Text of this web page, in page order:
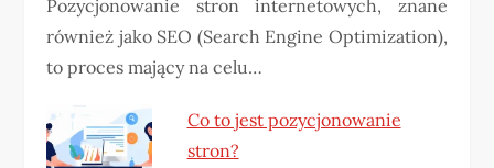
Pozycjonowanie stron internetowych, znane
również jako SEO (Search Engine Optimization),
to proces mający na celu…
Co to jest pozycjonowanie
stron?